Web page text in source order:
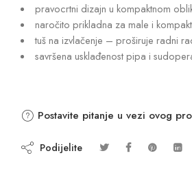
pravocrtni dizajn u kompaktnom
naročito prikladna za male i
tuš na izvlačenje – proširuje radni
savršena usklađenost pipa i
Postavite pitanje u vezi ovog
Podijelite